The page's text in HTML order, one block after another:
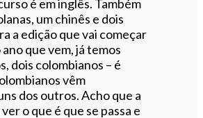
é em inglês. Também
um chinês e dois
a edição que vai começar
que vem, já temos
dois colombianos – é
vêm
dos outros. Acho que a
o que é que se passa e